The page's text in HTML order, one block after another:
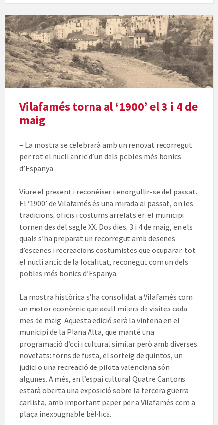
Vilafamés torna al ‘1900’ el 3 i 4 de
maig
– La mostra se celebrarà amb un renovat recorregut
per tot el nucli antic d’un dels pobles més bonics
d’Espanya
Viure el present i reconéixer i enorgullir-se del passat.
El ‘1900’ de Vilafamés és una mirada al passat, on les
tradicions, oficis i costums arrelats en el municipi
tornen des del segle XX. Dos dies, 3 i 4 de maig, en els
quals s’ha preparat un recorregut amb desenes
d’escenes i recreacions costumistes que ocuparan tot
el nucli antic de la localitat, reconegut com un dels
pobles més bonics d’Espanya.
La mostra històrica s’ha consolidat a Vilafamés com
un motor econòmic que acull milers de visites cada
mes de maig. Aquesta edició serà la vintena en el
municipi de la Plana Alta, que manté una
programació d’oci i cultural similar però amb diverses
novetats: torns de fusta, el sorteig de quintos, un
judici o una recreació de pilota valenciana són
algunes. A més, en l’espai cultural Quatre Cantons
estarà oberta una exposició sobre la tercera guerra
carlista, amb important paper per a Vilafamés com a
plaça inexpugnable bèl·lica.